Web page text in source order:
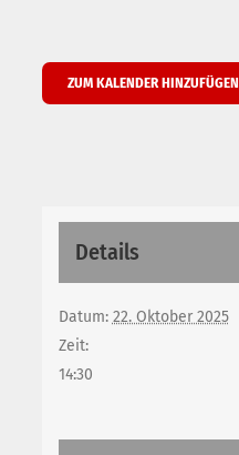
ZUM KALENDER HINZUFÜGEN
Details
Datum: 22. Oktober 2025
Zeit:
14:30